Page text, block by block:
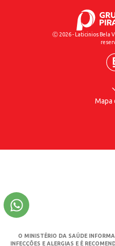
Ⓒ 2026 - Laticinios Bela
O MINISTÉRIO DA SAÚDE
INFECÇÕES E ALERGIAS E É
Mapa